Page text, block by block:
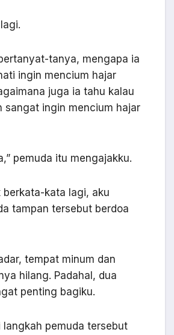
tanya, mengapa ia
ingin mencium hajar
juga ia tahu kalau
sangat ingin mencium hajar
pemuda itu mengajakku.
berkata-kata lagi, aku
tampan tersebut berdoa
tempat minum dan
hilang. Padahal, dua
penting bagiku.
langkah pemuda tersebut